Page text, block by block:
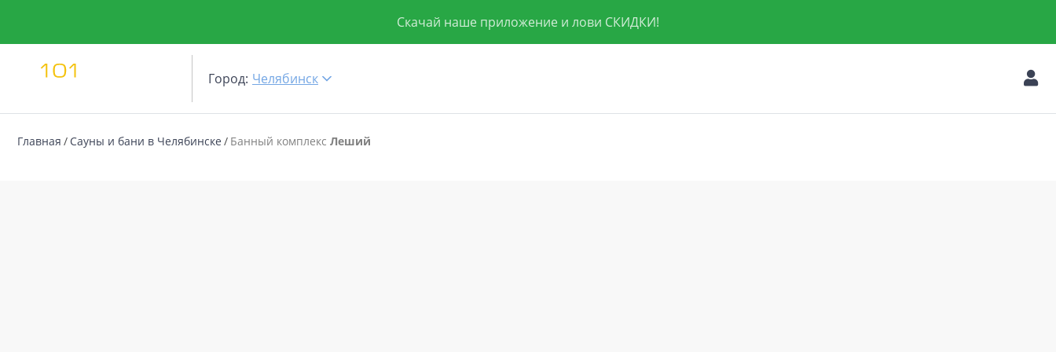
Скачай наше приложение и лови СКИДКИ!
Город: Челябинск
Главная Сауны и бани в Челябинске Банный комплекс Леший